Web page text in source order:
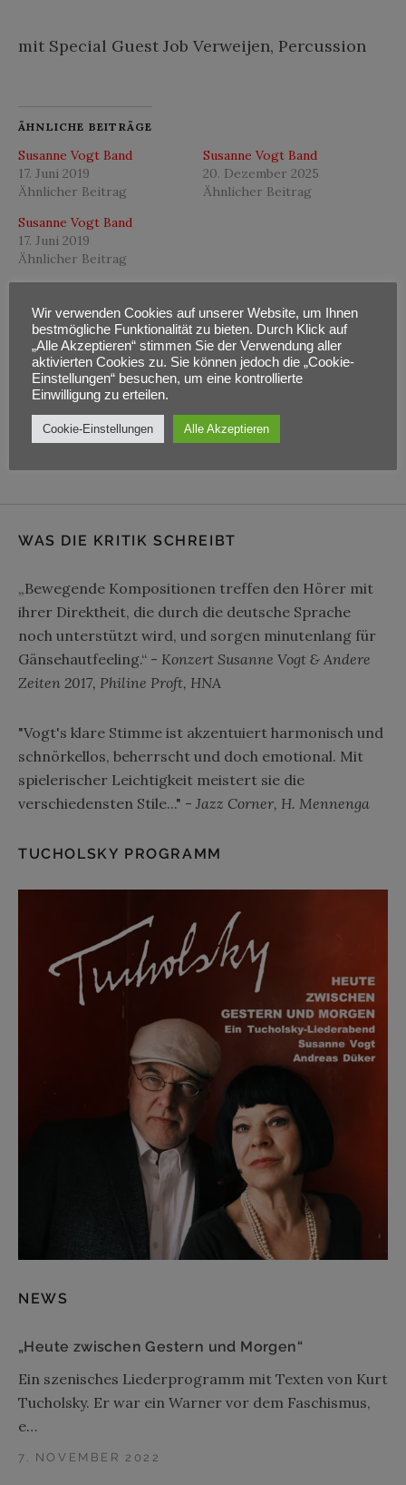
mit Special Guest Job Verweijen, Percussion
ÄHNLICHE BEITRÄGE
Susanne Vogt Band
17. Juni 2019
Ähnlicher Beitrag
Susanne Vogt Band
20. Dezember 2025
Ähnlicher Beitrag
Susanne Vogt Band
17. Juni 2019
Ähnlicher Beitrag
Adresse
Jordanstraße 11
Kassel,34117
WAS DIE KRITIK SCHREIBT
„Bewegende Kompositionen treffen den Hörer mit
ihrer Direktheit, die durch die deutsche Sprache
noch unterstützt wird, und sorgen minutenlang für
Gänsehautfeeling.“ - Konzert Susanne Vogt & Andere
Zeiten 2017, Philine Proft, HNA
"Vogt's klare Stimme ist akzentuiert harmonisch und
schnörkellos, beherrscht und doch emotional. Mit
spielerischer Leichtigkeit meistert sie die
verschiedensten Stile..." - Jazz Corner, H. Mennenga
TUCHOLSKY PROGRAMM
NEWS
„Heute zwischen Gestern und Morgen“
7. NOVEMBER 2022
Ein szenisches Liederprogramm mit Texten von Kurt
Tucholsky. Er war ein Warner vor dem Faschismus,
e…
Wir verwenden Cookies auf unserer Website, um Ihnen
bestmögliche Funktionalität zu bieten. Durch Klick auf
„Alle Akzeptieren“ stimmen Sie der Verwendung aller
aktivierten Cookies zu. Sie können jedoch die „Cookie-
Einstellungen“ besuchen, um eine kontrollierte
Einwilligung zu erteilen.
Cookie-Einstellungen Alle Akzeptieren